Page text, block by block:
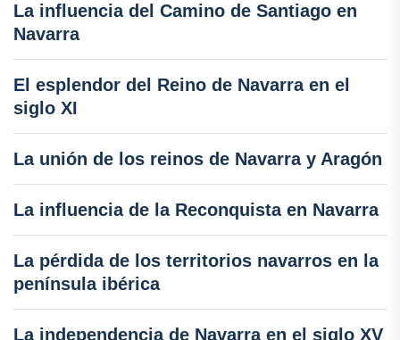
La influencia del Camino de Santiago en
Navarra
El esplendor del Reino de Navarra en el
siglo XI
La unión de los reinos de Navarra y Aragón
La influencia de la Reconquista en Navarra
La pérdida de los territorios navarros en la
península ibérica
La independencia de Navarra en el siglo XV